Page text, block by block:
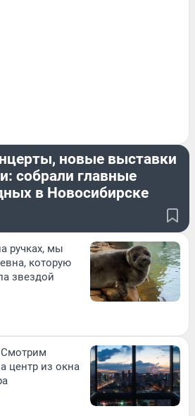
новые выставки
собрали главные
в Новосибирске
ручках, мы
которую
звездой
Смотрим
центр из окна